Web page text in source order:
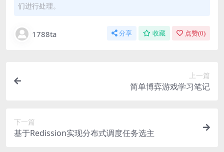
们进行处理。
1788ta 分享 收藏 点赞(0)
上一篇
简单博弈游戏学习笔记
下一篇
基于Redission实现分布式调度任务选主